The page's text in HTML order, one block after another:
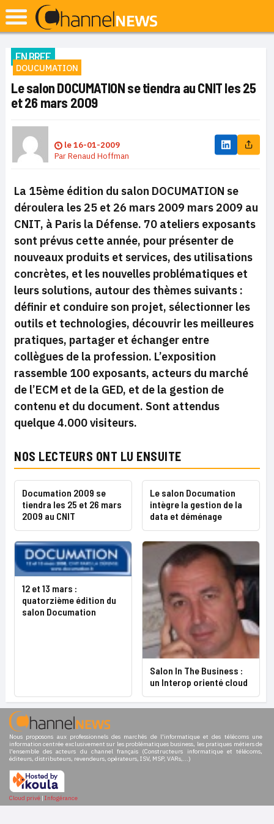
EN BREF
DOUCUMATION
Le salon DOCUMATION se tiendra au CNIT les 25
et 26 mars 2009
le16-01-2009
ParRenaud Hoffman
La 15ème édition du salon DOCUMATION se
déroulera les 25 et 26 mars 2009 mars 2009 au
CNIT, à Paris la Défense. 70 ateliers exposants
sont prévus cette année, pour présenter de
nouveaux produits et services, des utilisations
concrètes, et les nouvelles problématiques et
leurs solutions, autour des thèmes suivants :
définir et conduire son projet, sélectionner les
outils et technologies, découvrir les meilleures
pratiques, partager et échanger entre
collègues de la profession. L’exposition
rassemble 100 exposants, acteurs du marché
de l’ECM et de la GED, et de la gestion de
contenu et du document. Sont attendus
quelque 4.000 visiteurs.
NOS LECTEURS ONT LU ENSUITE
Documation 2009 se
tiendra les 25 et 26 mars
2009 au CNIT
Le salon Documation
intègre la gestion de la
data et déménage
12 et 13 mars :
quatorzième édition du
salon Documation
Salon In The Business :
un Interop orienté cloud
Nous proposons aux professionnels des marchés de l'informatique et des télécoms une
information centrée exclusivement sur les problématiques business, les pratiques métiers de
l'ensemble des acteurs du channel français (Constructeurs informatique et télécoms,
éditeurs, distributeurs, revendeurs, opérateurs, ISV, MSP, VARs,...)
Cloud privé | Infogérance